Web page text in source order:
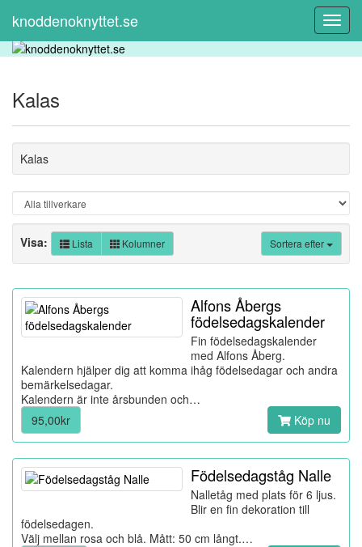
knoddenoknyttet.se
Kalas
Kalas
Sortera efter
Visa: Lista Kolumner
Alfons Åbergs
födelsedagskalender
Fin födelsedagskalender
med Alfons Åberg.
Kalendern hjälper dig att komma ihåg födelsedagar och andra
bemärkelsedagar.
Kalendern är inte årsbunden och…
95,00kr
Köp nu
Födelsedagståg Nalle
Nalletåg med plats för 6 ljus.
Blir en fin dekoration till
födelsedagen.
Välj mellan rosa och blå. Mått: 50 cm långt.…